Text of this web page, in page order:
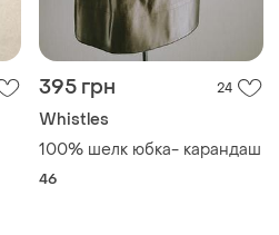
395 грн 24
Whistles
100% шелк юбка- карандаш
46